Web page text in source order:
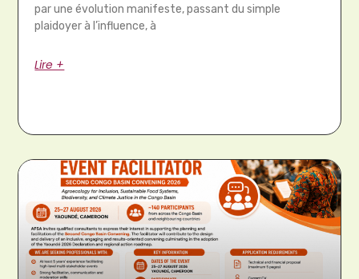
par une évolution manifeste, passant du simple
plaidoyer à l’influence, à
Lire +